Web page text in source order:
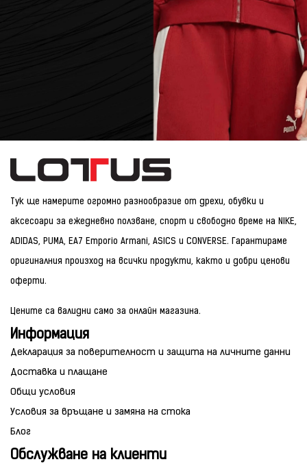
Тук ще намерите огромно разнообразие от дрехи, обувки и
аксесоари за ежедневно ползване, спорт и свободно време на NIKE,
ADIDAS, PUMA, EA7 Emporio Armani, ASICS и CONVERSE. Гарантираме
оригиналния произход на всички продукти, както и добри ценови
оферти.
Цените са валидни само за онлайн магазина.
Информация
Декларация за поверителност и защита на личните данни
Доставка и плащане
Общи условия
Условия за връщане и замяна на стока
Блог
Обслужване на клиенти